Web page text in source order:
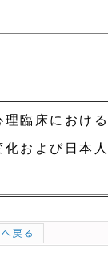
理臨床におけ
および日本